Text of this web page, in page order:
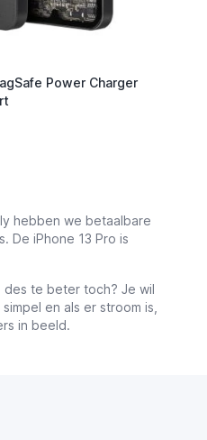
Power Charger
hebben we betaalbare
De iPhone 13 Pro is
te beter toch? Je wil
en als er stroom is,
in beeld.